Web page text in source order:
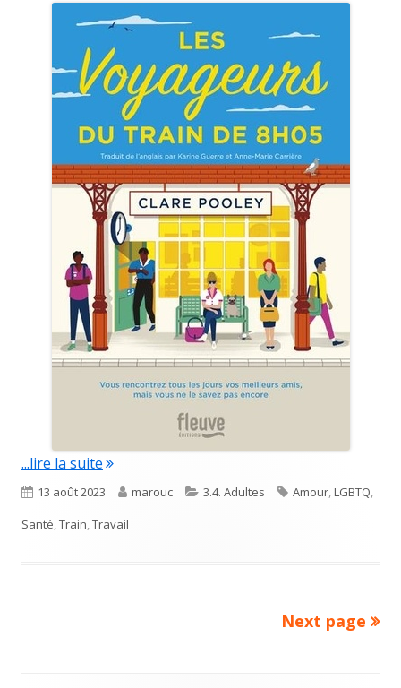
...lire la suite"Les voyageurs du train de 8h05"
Published
on
13 août 2023 Author
marouc Categories
3.4. Adultes Tags
Amour,LGBTQ,
Santé,Train,Travail
Next page